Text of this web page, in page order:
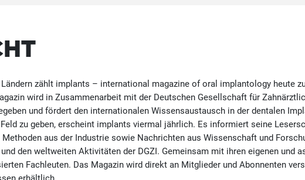
zählt implants – international magazine of oral implantology heute
wird in Zusammenarbeit mit der Deutschen Gesellschaft für
und fördert den internationalen Wissensaustausch in der dentalen
zu geben, erscheint implants viermal jährlich. Es informiert seine
Methoden aus der Industrie sowie Nachrichten aus Wissenschaft und
den weltweiten Aktivitäten der DGZI. Gemeinsam mit ihren eigenen und
Fachleuten. Das Magazin wird direkt an Mitglieder und Abonnenten